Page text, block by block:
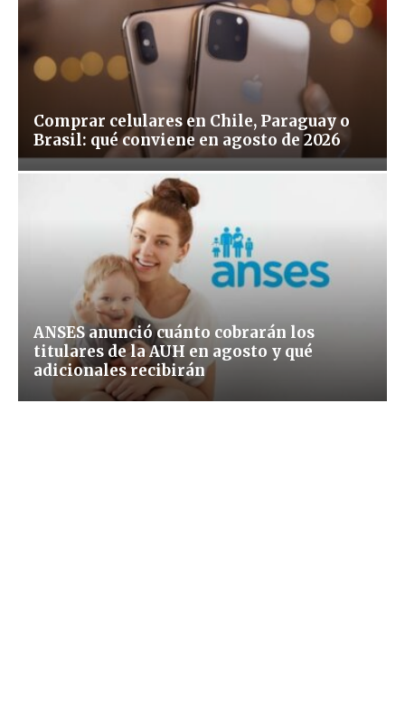
Comprar celulares en Chile, Paraguay o
Brasil: qué conviene en agosto de 2026
ANSES anunció cuánto cobrarán los
titulares de la AUH en agosto y qué
adicionales recibirán